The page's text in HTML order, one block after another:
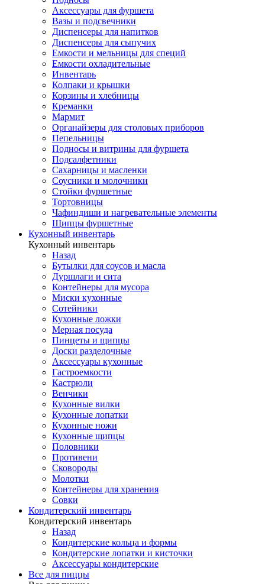
Аксессуары для фуршета
Вазы и подсвечники
Диспенсеры для напитков
Диспенсеры для сыпучих
Емкости и мельницы для специй
Емкости охладительные
Инвентарь
Колпаки и крышки
Корзины и хлебницы
Креманки
Мармит
Органайзеры для столовых приборов
Пепельницы
Подносы и витрины для фуршета
Подсалфетники
Сахарницы и масленки
Соусники и молочники
Стойки фуршетные
Тортовницы
Чафиндиши и нагревательные элементы
Щипцы фуршетные
Кухонный инвентарь
Кухонный инвентарь
Назад
Бутылки для соусов и масла
Дуршлаги и сита
Контейнеры для мусора
Миски кухонные
Сотейники
Кухонные ложки
Мерная посуда
Пинцеты и щипцы
Доски разделочные
Аксессуары кухонные
Гастроемкости
Кастрюли
Венчики
Кухонные вилки
Кухонные лопатки
Кухонные ножи
Кухонные щипцы
Половники
Противени
Сковороды
Молотки
Контейнеры для хранения
Совки
Кондитерский инвентарь
Кондитерский инвентарь
Назад
Кондитерские кольца и формы
Кондитерские лопатки и кисточки
Аксессуары кондитерские
Все для пиццы